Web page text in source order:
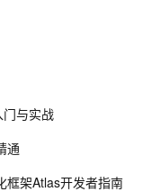
现进入小程序自动连WiFi
esp8266 接入天猫精灵开
与实战
通
框架Atlas开发者指南